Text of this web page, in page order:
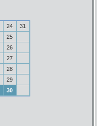
24
31
25
26
27
28
29
30